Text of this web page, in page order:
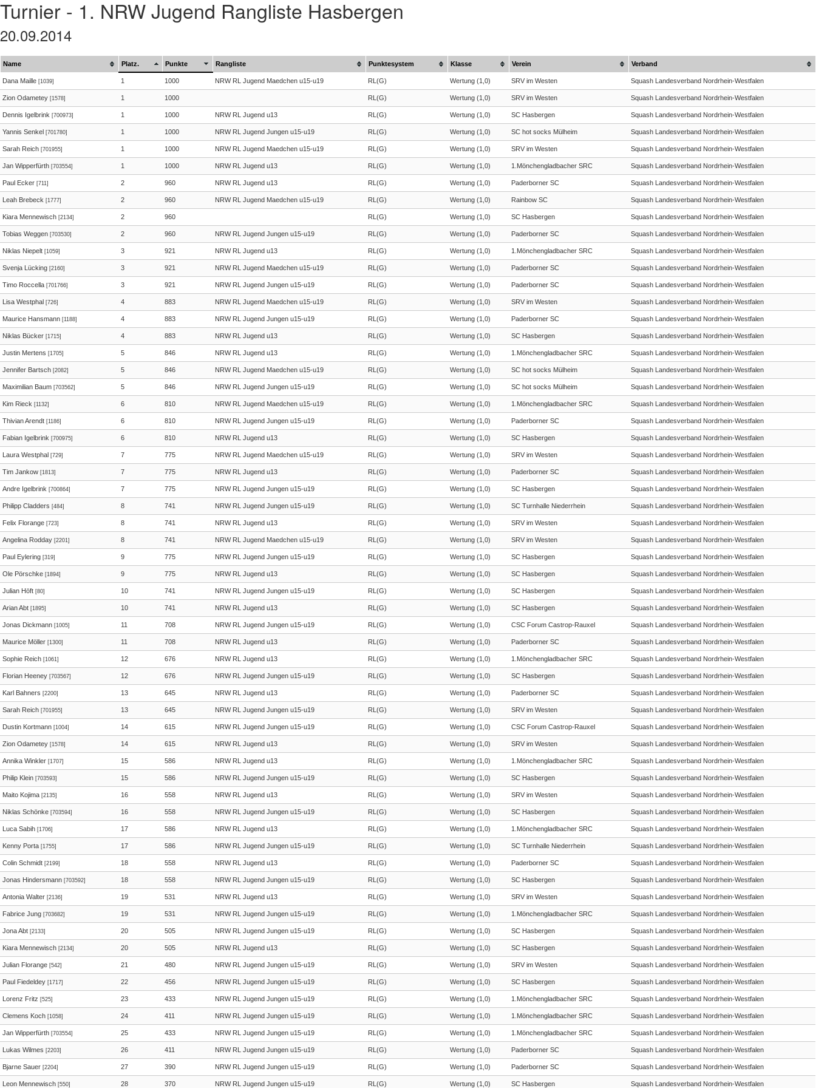
Turnier - 1. NRW Jugend Rangliste Hasbergen
20.09.2014
Name Platz. Punkte Rangliste Punktesystem Klasse Verein Verband
Dana Maille [1039] 1 1000 NRW RL Jugend Maedchen u15-u19 RL(G) Wertung (1,0) SRV im Westen Squash Landesverband Nordrhein-Westfalen
Zion Odametey [1578] 1 1000 RL(G) Wertung (1,0) SRV im Westen Squash Landesverband Nordrhein-Westfalen
Dennis Igelbrink [700973] 1 1000 NRW RL Jugend u13 RL(G) Wertung (1,0) SC Hasbergen Squash Landesverband Nordrhein-Westfalen
Yannis Senkel [701780] 1 1000 NRW RL Jugend Jungen u15-u19 RL(G) Wertung (1,0) SC hot socks Mülheim Squash Landesverband Nordrhein-Westfalen
Sarah Reich [701955] 1 1000 NRW RL Jugend Maedchen u15-u19 RL(G) Wertung (1,0) SRV im Westen Squash Landesverband Nordrhein-Westfalen
Jan Wipperfürth [703554] 1 1000 NRW RL Jugend u13 RL(G) Wertung (1,0) 1.Mönchengladbacher SRC Squash Landesverband Nordrhein-Westfalen
Paul Ecker [711] 2 960 NRW RL Jugend u13 RL(G) Wertung (1,0) Paderborner SC Squash Landesverband Nordrhein-Westfalen
Leah Brebeck [1777] 2 960 NRW RL Jugend Maedchen u15-u19 RL(G) Wertung (1,0) Rainbow SC Squash Landesverband Nordrhein-Westfalen
Kiara Mennewisch [2134] 2 960 RL(G) Wertung (1,0) SC Hasbergen Squash Landesverband Nordrhein-Westfalen
Tobias Weggen [703530] 2 960 NRW RL Jugend Jungen u15-u19 RL(G) Wertung (1,0) Paderborner SC Squash Landesverband Nordrhein-Westfalen
Niklas Niepelt [1059] 3 921 NRW RL Jugend u13 RL(G) Wertung (1,0) 1.Mönchengladbacher SRC Squash Landesverband Nordrhein-Westfalen
Svenja Lücking [2160] 3 921 NRW RL Jugend Maedchen u15-u19 RL(G) Wertung (1,0) Paderborner SC Squash Landesverband Nordrhein-Westfalen
Timo Roccella [701766] 3 921 NRW RL Jugend Jungen u15-u19 RL(G) Wertung (1,0) Paderborner SC Squash Landesverband Nordrhein-Westfalen
Lisa Westphal [726] 4 883 NRW RL Jugend Maedchen u15-u19 RL(G) Wertung (1,0) SRV im Westen Squash Landesverband Nordrhein-Westfalen
Maurice Hansmann [1188] 4 883 NRW RL Jugend Jungen u15-u19 RL(G) Wertung (1,0) Paderborner SC Squash Landesverband Nordrhein-Westfalen
Niklas Bücker [1715] 4 883 NRW RL Jugend u13 RL(G) Wertung (1,0) SC Hasbergen Squash Landesverband Nordrhein-Westfalen
Justin Mertens [1705] 5 846 NRW RL Jugend u13 RL(G) Wertung (1,0) 1.Mönchengladbacher SRC Squash Landesverband Nordrhein-Westfalen
Jennifer Bartsch [2082] 5 846 NRW RL Jugend Maedchen u15-u19 RL(G) Wertung (1,0) SC hot socks Mülheim Squash Landesverband Nordrhein-Westfalen
Maximilian Baum [703562] 5 846 NRW RL Jugend Jungen u15-u19 RL(G) Wertung (1,0) SC hot socks Mülheim Squash Landesverband Nordrhein-Westfalen
Kim Rieck [1132] 6 810 NRW RL Jugend Maedchen u15-u19 RL(G) Wertung (1,0) 1.Mönchengladbacher SRC Squash Landesverband Nordrhein-Westfalen
Thivian Arendt [1186] 6 810 NRW RL Jugend Jungen u15-u19 RL(G) Wertung (1,0) Paderborner SC Squash Landesverband Nordrhein-Westfalen
Fabian Igelbrink [700975] 6 810 NRW RL Jugend u13 RL(G) Wertung (1,0) SC Hasbergen Squash Landesverband Nordrhein-Westfalen
Laura Westphal [729] 7 775 NRW RL Jugend Maedchen u15-u19 RL(G) Wertung (1,0) SRV im Westen Squash Landesverband Nordrhein-Westfalen
Tim Jankow [1813] 7 775 NRW RL Jugend u13 RL(G) Wertung (1,0) Paderborner SC Squash Landesverband Nordrhein-Westfalen
Andre Igelbrink [700864] 7 775 NRW RL Jugend Jungen u15-u19 RL(G) Wertung (1,0) SC Hasbergen Squash Landesverband Nordrhein-Westfalen
Philipp Cladders [484] 8 741 NRW RL Jugend Jungen u15-u19 RL(G) Wertung (1,0) SC Turnhalle Niederrhein Squash Landesverband Nordrhein-Westfalen
Felix Florange [723] 8 741 NRW RL Jugend u13 RL(G) Wertung (1,0) SRV im Westen Squash Landesverband Nordrhein-Westfalen
Angelina Rodday [2201] 8 741 NRW RL Jugend Maedchen u15-u19 RL(G) Wertung (1,0) SRV im Westen Squash Landesverband Nordrhein-Westfalen
Paul Eylering [319] 9 775 NRW RL Jugend Jungen u15-u19 RL(G) Wertung (1,0) SC Hasbergen Squash Landesverband Nordrhein-Westfalen
Ole Pörschke [1894] 9 775 NRW RL Jugend u13 RL(G) Wertung (1,0) SC Hasbergen Squash Landesverband Nordrhein-Westfalen
Julian Höft [80] 10 741 NRW RL Jugend Jungen u15-u19 RL(G) Wertung (1,0) SC Hasbergen Squash Landesverband Nordrhein-Westfalen
Arian Abt [1895] 10 741 NRW RL Jugend u13 RL(G) Wertung (1,0) SC Hasbergen Squash Landesverband Nordrhein-Westfalen
Jonas Dickmann [1005] 11 708 NRW RL Jugend Jungen u15-u19 RL(G) Wertung (1,0) CSC Forum Castrop-Rauxel Squash Landesverband Nordrhein-Westfalen
Maurice Möller [1300] 11 708 NRW RL Jugend u13 RL(G) Wertung (1,0) Paderborner SC Squash Landesverband Nordrhein-Westfalen
Sophie Reich [1061] 12 676 NRW RL Jugend u13 RL(G) Wertung (1,0) 1.Mönchengladbacher SRC Squash Landesverband Nordrhein-Westfalen
Florian Heeney [703567] 12 676 NRW RL Jugend Jungen u15-u19 RL(G) Wertung (1,0) SC Hasbergen Squash Landesverband Nordrhein-Westfalen
Karl Bahners [2200] 13 645 NRW RL Jugend u13 RL(G) Wertung (1,0) Paderborner SC Squash Landesverband Nordrhein-Westfalen
Sarah Reich [701955] 13 645 NRW RL Jugend Jungen u15-u19 RL(G) Wertung (1,0) SRV im Westen Squash Landesverband Nordrhein-Westfalen
Dustin Kortmann [1004] 14 615 NRW RL Jugend Jungen u15-u19 RL(G) Wertung (1,0) CSC Forum Castrop-Rauxel Squash Landesverband Nordrhein-Westfalen
Zion Odametey [1578] 14 615 NRW RL Jugend u13 RL(G) Wertung (1,0) SRV im Westen Squash Landesverband Nordrhein-Westfalen
Annika Winkler [1707] 15 586 NRW RL Jugend u13 RL(G) Wertung (1,0) 1.Mönchengladbacher SRC Squash Landesverband Nordrhein-Westfalen
Philip Klein [703593] 15 586 NRW RL Jugend Jungen u15-u19 RL(G) Wertung (1,0) SC Hasbergen Squash Landesverband Nordrhein-Westfalen
Maito Kojima [2135] 16 558 NRW RL Jugend u13 RL(G) Wertung (1,0) SRV im Westen Squash Landesverband Nordrhein-Westfalen
Niklas Schönke [703594] 16 558 NRW RL Jugend Jungen u15-u19 RL(G) Wertung (1,0) SC Hasbergen Squash Landesverband Nordrhein-Westfalen
Luca Sabih [1706] 17 586 NRW RL Jugend u13 RL(G) Wertung (1,0) 1.Mönchengladbacher SRC Squash Landesverband Nordrhein-Westfalen
Kenny Porta [1755] 17 586 NRW RL Jugend Jungen u15-u19 RL(G) Wertung (1,0) SC Turnhalle Niederrhein Squash Landesverband Nordrhein-Westfalen
Colin Schmidt [2199] 18 558 NRW RL Jugend u13 RL(G) Wertung (1,0) Paderborner SC Squash Landesverband Nordrhein-Westfalen
Jonas Hindersmann [703592] 18 558 NRW RL Jugend Jungen u15-u19 RL(G) Wertung (1,0) SC Hasbergen Squash Landesverband Nordrhein-Westfalen
Antonia Walter [2136] 19 531 NRW RL Jugend u13 RL(G) Wertung (1,0) SRV im Westen Squash Landesverband Nordrhein-Westfalen
Fabrice Jung [703682] 19 531 NRW RL Jugend Jungen u15-u19 RL(G) Wertung (1,0) 1.Mönchengladbacher SRC Squash Landesverband Nordrhein-Westfalen
Jona Abt [2133] 20 505 NRW RL Jugend Jungen u15-u19 RL(G) Wertung (1,0) SC Hasbergen Squash Landesverband Nordrhein-Westfalen
Kiara Mennewisch [2134] 20 505 NRW RL Jugend u13 RL(G) Wertung (1,0) SC Hasbergen Squash Landesverband Nordrhein-Westfalen
Julian Florange [542] 21 480 NRW RL Jugend Jungen u15-u19 RL(G) Wertung (1,0) SRV im Westen Squash Landesverband Nordrhein-Westfalen
Paul Fiedeldey [1717] 22 456 NRW RL Jugend Jungen u15-u19 RL(G) Wertung (1,0) SC Hasbergen Squash Landesverband Nordrhein-Westfalen
Lorenz Fritz [525] 23 433 NRW RL Jugend Jungen u15-u19 RL(G) Wertung (1,0) 1.Mönchengladbacher SRC Squash Landesverband Nordrhein-Westfalen
Clemens Koch [1058] 24 411 NRW RL Jugend Jungen u15-u19 RL(G) Wertung (1,0) 1.Mönchengladbacher SRC Squash Landesverband Nordrhein-Westfalen
Jan Wipperfürth [703554] 25 433 NRW RL Jugend Jungen u15-u19 RL(G) Wertung (1,0) 1.Mönchengladbacher SRC Squash Landesverband Nordrhein-Westfalen
Lukas Wilmes [2203] 26 411 NRW RL Jugend Jungen u15-u19 RL(G) Wertung (1,0) Paderborner SC Squash Landesverband Nordrhein-Westfalen
Bjarne Sauer [2204] 27 390 NRW RL Jugend Jungen u15-u19 RL(G) Wertung (1,0) Paderborner SC Squash Landesverband Nordrhein-Westfalen
Leon Mennewisch [550] 28 370 NRW RL Jugend Jungen u15-u19 RL(G) Wertung (1,0) SC Hasbergen Squash Landesverband Nordrhein-Westfalen